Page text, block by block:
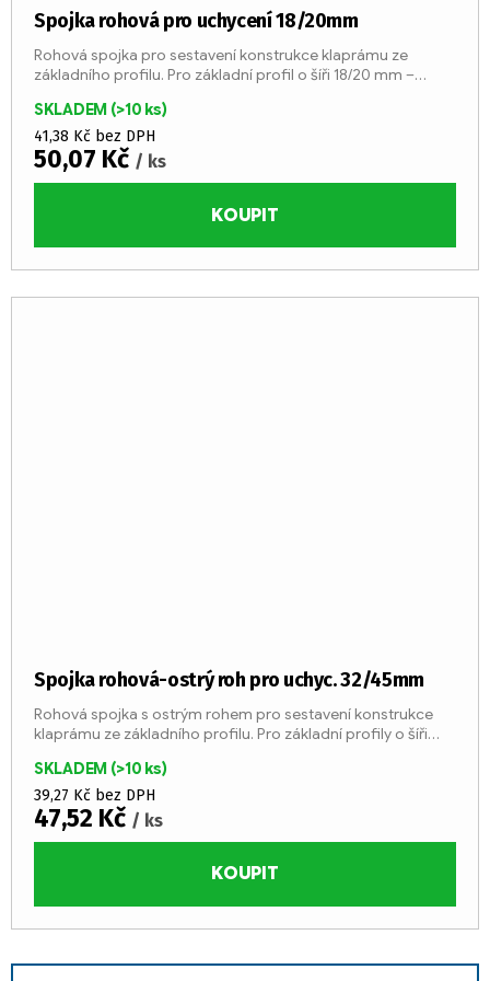
Spojka rohová pro uchycení 18/20mm
SKLADEM (>10 ks)
41,38 Kč bez DPH
50,07 Kč / ks
KOUPIT
Rohová spojka pro sestavení konstrukce klaprámu ze
základního profilu. Pro základní profil o šíři 18/20 mm –
Spojka rohová-ostrý roh pro uchyc. 32/45mm
SKLADEM (>10 ks)
39,27 Kč bez DPH
47,52 Kč / ks
KOUPIT
Rohová spojka s ostrým rohem pro sestavení konstrukce
klaprámu ze základního profilu. Pro základní profily o šíři